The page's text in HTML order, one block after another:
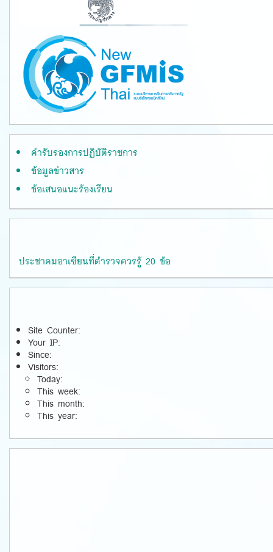
คำรับรองการปฏิบัติราชการ
ข้อมูลข่าวสาร
ข้อเสนอแนะร้องเรียน
ประชาคมอาเซียนที่ตำรวจควรรู้ 20 ข้อ
Site Counter:
Your IP:
Since:
Visitors:
Today:
This week:
This month:
This year: